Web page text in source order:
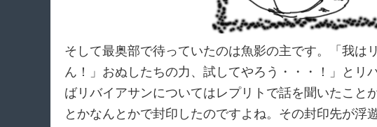
そして最奥部で待っていたのは魚影の主です。「我は
ん！」おぬしたちの力、試してやろう・・・！」とリ
ばリバイアサンについてはレプリトで話を聞いたこと
とかなんとかで封印したのですよね。その封印先が浮